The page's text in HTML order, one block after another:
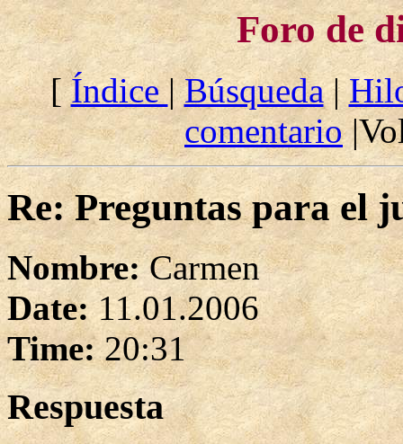
Foro de
[Índice|Búsqueda|
comentario
Re: Preguntas para el
Nombre:Carmen
Date:11.01.2006
Time:20:31
Respuesta